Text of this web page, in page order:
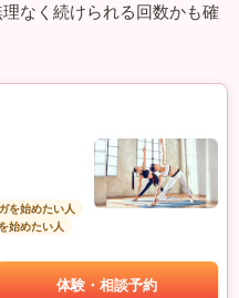
なく続けられる回数かも確
を始めたい人
始めたい人
体験・相談予約